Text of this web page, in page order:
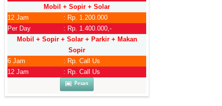
Mobil + Sopir + Solar
12 Jam
: Rp. 1.200.000
Per Day
: Rp. 1.400.000,-
Mobil + Sopir + Solar + Parkir + Makan
Sopir
6 Jam
: Rp. Call Us
12 Jam
: Rp. Call Us
Pesan